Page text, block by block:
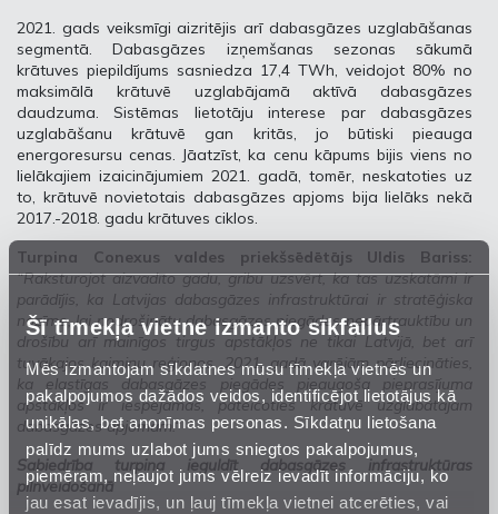
Šī tīmekļa vietne izmanto sīkfailus
Mēs izmantojam sīkdatnes mūsu tīmekļa vietnēs un
pakalpojumos dažādos veidos, identificējot lietotājus kā
unikālas, bet anonīmas personas. Sīkdatņu lietošana
palīdz mums uzlabot jums sniegtos pakalpojumus,
piemēram, neļaujot jums vēlreiz ievadīt informāciju, ko
jau esat ievadījis, un ļauj tīmekļa vietnei atcerēties, vai
2021. gads veiksmīgi aizritējis arī dabasgāzes uzglabāšanas
segmentā. Dabasgāzes izņemšanas sezonas sākumā
krātuves piepildījums sasniedza 17,4 TWh, veidojot 80% no
maksimālā krātuvē uzglabājamā aktīvā dabasgāzes
daudzuma. Sistēmas lietotāju interese par dabasgāzes
uzglabāšanu krātuvē gan kritās, jo būtiski pieauga
energoresursu cenas. Jāatzīst, ka cenu kāpums bijis viens no
lielākajiem izaicinājumiem 2021. gadā, tomēr, neskatoties uz
to, krātuvē novietotais dabasgāzes apjoms bija lielāks nekā
2017.-2018. gadu krātuves ciklos.
Turpina Conexus valdes priekšsēdētājs Uldis Bariss:
“Raksturojot aizvadīto gadu, gribu uzsvērt, ka tas uzskatāmi ir
parādījis, ka Latvijas dabasgāzes infrastruktūrai ir stratēģiska
nozīme, lai nodrošinātu dabasgāzes piegādes nepārtrauktību un
drošību arī mainīgos tirgus apstākļos ne tikai Latvijā, bet arī
tuvākajos kaimiņu reģionos. 2021. gadā varējām pārliecināties,
ka elastīgas dabasgāzes piegādes pieaugoša pieprasījuma
apstākļos ir iespējamas, pateicoties krātuvē uzglabātajam
dabasgāzes apjomam.“
Sabiedrība turpina ieguldīt dabasgāzes infrastruktūras
pilnveidošanā